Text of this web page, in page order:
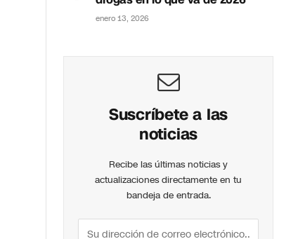
enero 13, 2026
Suscríbete a las
noticias
Recibe las últimas noticias y
actualizaciones directamente en tu
bandeja de entrada.